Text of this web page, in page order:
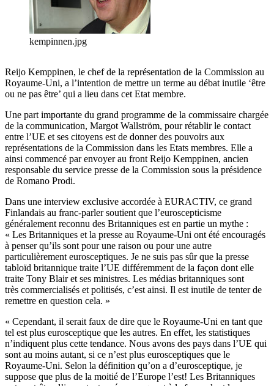
kempinnen.jpg
Reijo Kemppinen, le chef de la représentation de la Commission au
Royaume-Uni, a l’intention de mettre un terme au débat inutile ‘être
ou ne pas être’ qui a lieu dans cet Etat membre.
Une part importante du grand programme de la commissaire chargée
de la communication, Margot Wallström, pour rétablir le contact
entre l’UE et ses citoyens est de donner des pouvoirs aux
représentations de la Commission dans les Etats membres. Elle a
ainsi commencé par envoyer au front Reijo Kemppinen, ancien
responsable du service presse de la Commission sous la présidence
de Romano Prodi.
Dans une interview exclusive accordée à EURACTIV, ce grand
Finlandais au franc-parler soutient que l’euroscepticisme
généralement reconnu des Britanniques est en partie un mythe :
« Les Britanniques et la presse au Royaume-Uni ont été encouragés
à penser qu’ils sont pour une raison ou pour une autre
particulièrement eurosceptiques. Je ne suis pas sûr que la presse
tabloïd britannique traite l’UE différemment de la façon dont elle
traite Tony Blair et ses ministres. Les médias britanniques sont
très commercialisés et politisés, c’est ainsi. Il est inutile de tenter de
remettre en question cela. »
« Cependant, il serait faux de dire que le Royaume-Uni en tant que
tel est plus eurosceptique que les autres. En effet, les statistiques
n’indiquent plus cette tendance. Nous avons des pays dans l’UE qui
sont au moins autant, si ce n’est plus eurosceptiques que le
Royaume-Uni. Selon la définition qu’on a d’eurosceptique, je
suppose que plus de la moitié de l’Europe l’est! Les Britanniques